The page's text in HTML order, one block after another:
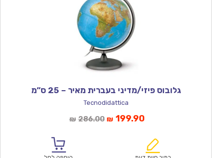
גלובוס פיזי/מדיני בעברית מאיר – 25 ס”מ
Tecnodidattica
₪ 286.00המחיר
₪ 199.90המחיר
הוא: